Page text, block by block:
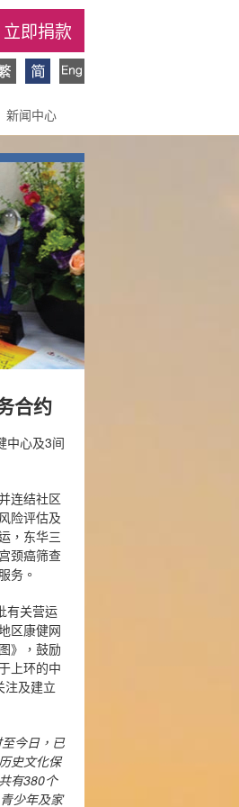
立即捐款
新闻中心
合约
中心及3间
连结社区
险评估及
，东华三
颈癌筛查
务。
有关营运
区康健网
》，鼓励
上环的中
注及建立
今日，已
史文化保
有380个
少年及家